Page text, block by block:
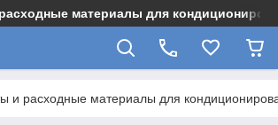
материалы для
и расходные материалы для